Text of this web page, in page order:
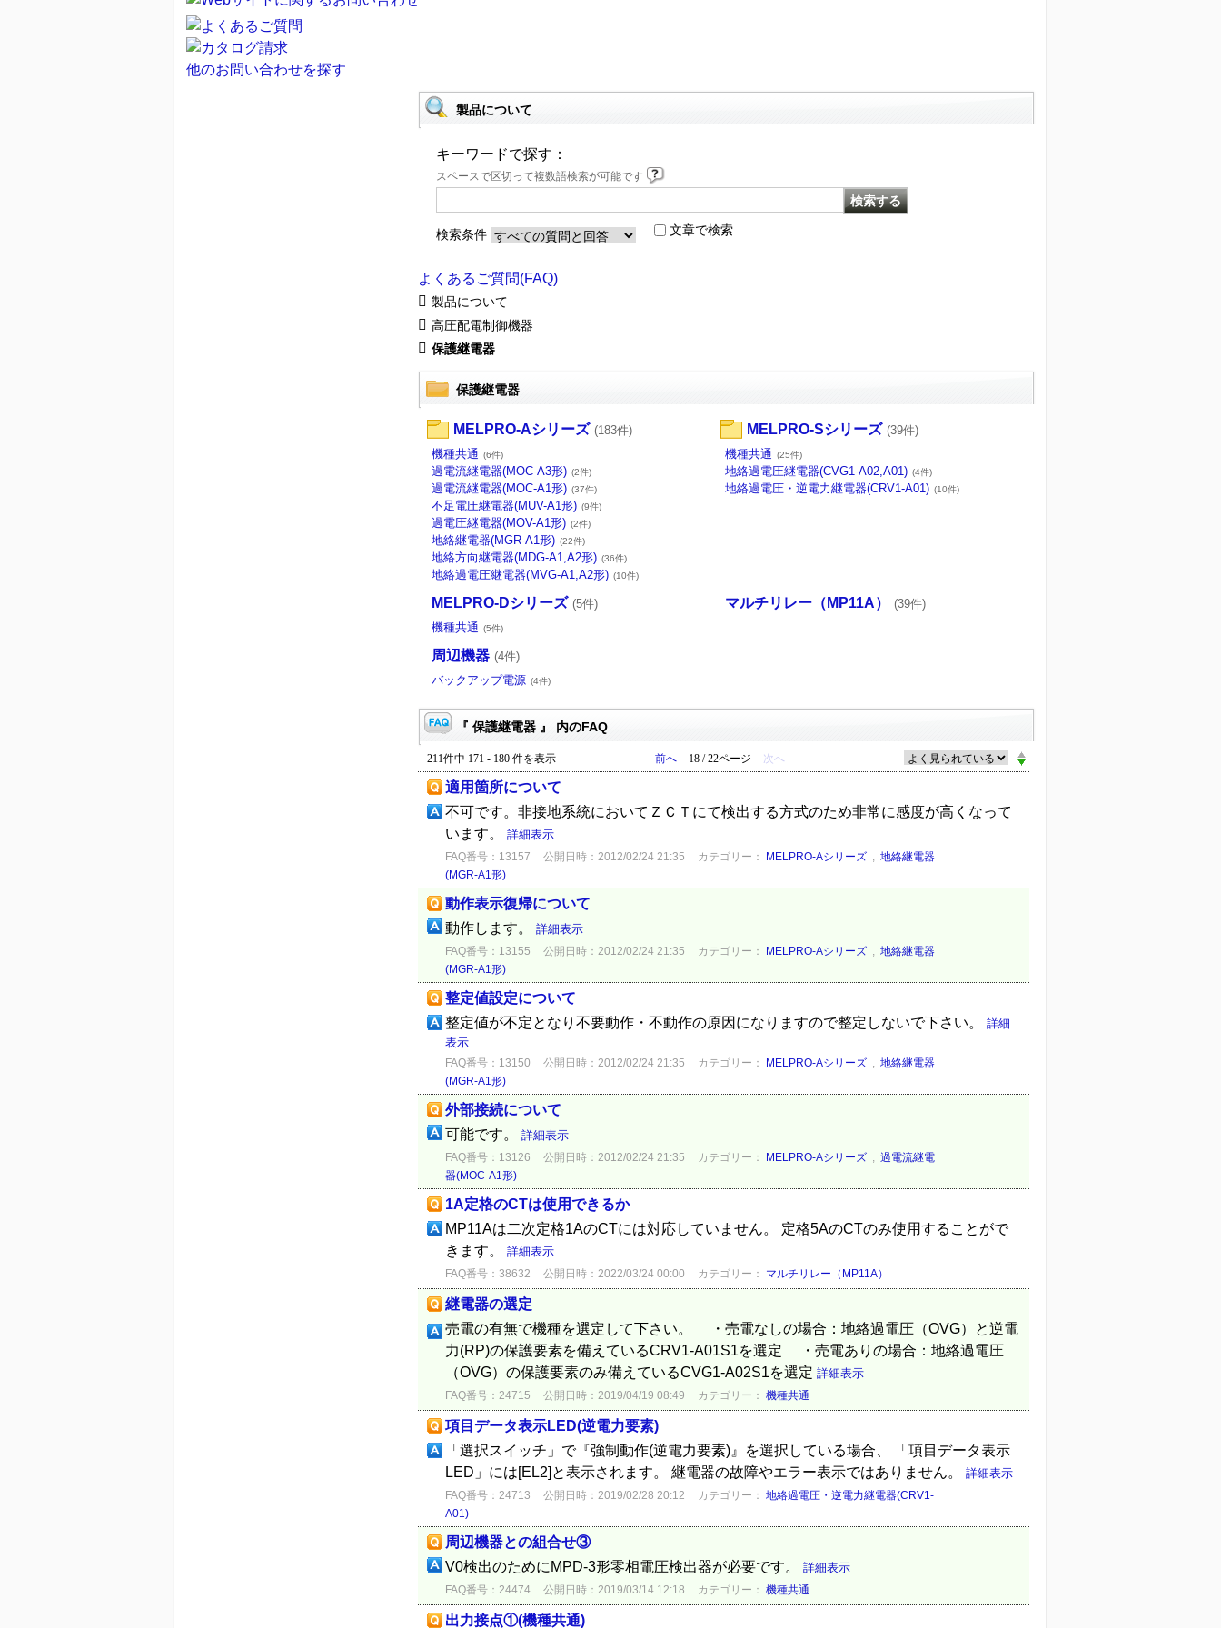
他のお問い合わせを探す
製品について
キーワードで探す：
スペースで区切って複数語検索が可能です
検索条件 文章で検索
よくあるご質問(FAQ)
製品について
高圧配電制御機器
保護継電器
保護継電器
MELPRO-Aシリーズ (183件)
機種共通 (6件)
過電流継電器(MOC-A3形) (2件)
過電流継電器(MOC-A1形) (37件)
不足電圧継電器(MUV-A1形) (9件)
過電圧継電器(MOV-A1形) (2件)
地絡継電器(MGR-A1形) (22件)
地絡方向継電器(MDG-A1,A2形) (36件)
地絡過電圧継電器(MVG-A1,A2形) (10件)
MELPRO-Sシリーズ (39件)
機種共通 (25件)
地絡過電圧継電器(CVG1-A02,A01) (4件)
地絡過電圧・逆電力継電器(CRV1-A01) (10件)
MELPRO-Dシリーズ (5件)
機種共通 (5件)
マルチリレー（MP11A） (39件)
周辺機器 (4件)
バックアップ電源 (4件)
『 保護継電器 』 内のFAQ
211件中 171 - 180 件を表示 前へ 18 / 22ページ 次へ
適用箇所について
不可です。非接地系統においてＺＣＴにて検出する方式のため非常に感度が高くなって
います。 詳細表示
FAQ番号：13157 公開日時：2012/02/24 21:35 カテゴリー： MELPRO-Aシリーズ, 地絡継電器
(MGR-A1形)
動作表示復帰について
動作します。 詳細表示
FAQ番号：13155 公開日時：2012/02/24 21:35 カテゴリー： MELPRO-Aシリーズ, 地絡継電器
(MGR-A1形)
整定値設定について
整定値が不定となり不要動作・不動作の原因になりますので整定しないで下さい。 詳細
表示
FAQ番号：13150 公開日時：2012/02/24 21:35 カテゴリー： MELPRO-Aシリーズ, 地絡継電器
(MGR-A1形)
外部接続について
可能です。 詳細表示
FAQ番号：13126 公開日時：2012/02/24 21:35 カテゴリー： MELPRO-Aシリーズ, 過電流継電
器(MOC-A1形)
1A定格のCTは使用できるか
MP11Aは二次定格1AのCTには対応していません。 定格5AのCTのみ使用することがで
きます。 詳細表示
FAQ番号：38632 公開日時：2022/03/24 00:00 カテゴリー： マルチリレー（MP11A）
継電器の選定
売電の有無で機種を選定して下さい。 ・売電なしの場合：地絡過電圧（OVG）と逆電
力(RP)の保護要素を備えているCRV1-A01S1を選定 ・売電ありの場合：地絡過電圧
（OVG）の保護要素のみ備えているCVG1-A02S1を選定 詳細表示
FAQ番号：24715 公開日時：2019/04/19 08:49 カテゴリー： 機種共通
項目データ表示LED(逆電力要素)
「選択スイッチ」で『強制動作(逆電力要素)』を選択している場合、 「項目データ表示
LED」には[EL2]と表示されます。 継電器の故障やエラー表示ではありません。 詳細表示
FAQ番号：24713 公開日時：2019/02/28 20:12 カテゴリー： 地絡過電圧・逆電力継電器(CRV1-
A01)
周辺機器との組合せ③
V0検出のためにMPD-3形零相電圧検出器が必要です。 詳細表示
FAQ番号：24474 公開日時：2019/03/14 12:18 カテゴリー： 機種共通
出力接点①(機種共通)